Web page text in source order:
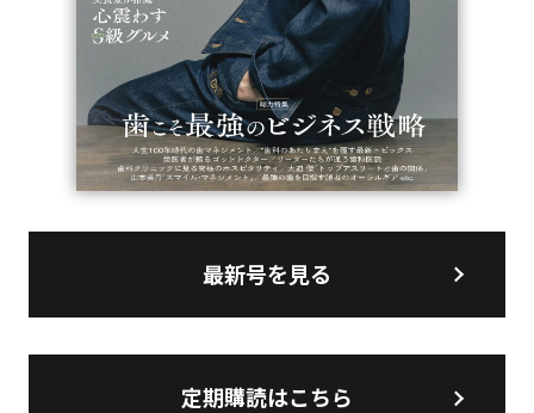
最新号を見る
定期購読はこちら